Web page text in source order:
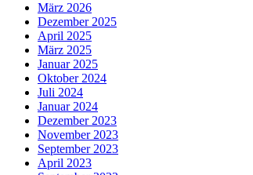
März 2026
Dezember 2025
April 2025
März 2025
Januar 2025
Oktober 2024
Juli 2024
Januar 2024
Dezember 2023
November 2023
September 2023
April 2023